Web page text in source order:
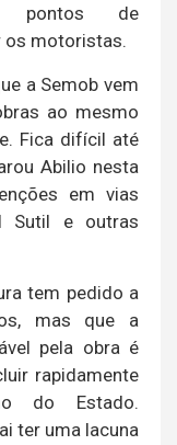
pontos de
os motoristas.
a Semob vem
ao mesmo
Fica difícil até
Abilio nesta
em vias
Sutil e outras
tem pedido a
mas que a
pela obra é
rapidamente
do Estado.
ter uma lacuna